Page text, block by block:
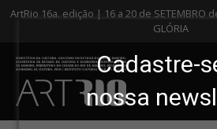
Cadastre-
nossa
ArtRio 16a. edição | 16 a 20 de SETEMBRO
GLÓRIA